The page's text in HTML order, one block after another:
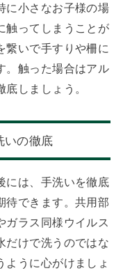
に小さなお子様の場
触ってしまうことが
繋いで手すりや柵に
。触った場合はアル
しましょう。
いの徹底
には、手洗いを徹底
待できます。共用部
ガラス同様ウイルス
だけで洗うのではな
ように心がけましょ